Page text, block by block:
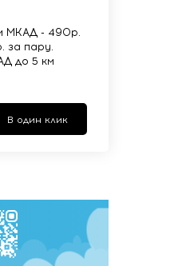
МКАД - 490р.
за пару.
до 5 км
В один клик